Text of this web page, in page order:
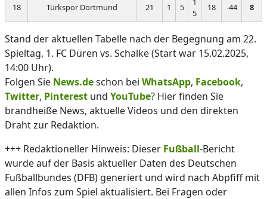
18 Türkspor Dortmund 21 1 5
5
18 -44 8
Stand der aktuellen Tabelle nach der Begegnung am 22.
Spieltag, 1. FC Düren vs. Schalke (Start war 15.02.2025,
14:00 Uhr).
Folgen Sie News.deschon bei WhatsApp, Facebook,
Twitter, Pinterest und YouTube? Hier finden Sie
brandheiße News, aktuelle Videos und den direkten
Draht zur Redaktion.
+++ Redaktioneller Hinweis: Dieser Fußball-Bericht
wurde auf der Basis aktueller Daten des Deutschen
Fußballbundes (DFB) generiert und wird nach Abpfiff mit
allen Infos zum Spiel aktualisiert. Bei Fragen oder